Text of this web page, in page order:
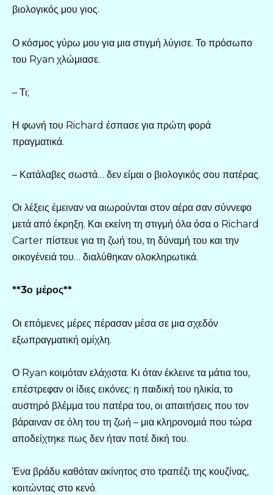
βιολογικός μου γιος.
Ο κόσμος γύρω μου για μια στιγμή λύγισε. Το πρόσωπο
του Ryan χλώμιασε.
– Τι;
Η φωνή του Richard έσπασε για πρώτη φορά
πραγματικά.
– Κατάλαβες σωστά… δεν είμαι ο βιολογικός σου πατέρας.
Οι λέξεις έμειναν να αιωρούνται στον αέρα σαν σύννεφο
μετά από έκρηξη. Και εκείνη τη στιγμή όλα όσα ο Richard
Carter πίστευε για τη ζωή του, τη δύναμή του και την
οικογένειά του… διαλύθηκαν ολοκληρωτικά.
**3ο μέρος**
Οι επόμενες μέρες πέρασαν μέσα σε μια σχεδόν
εξωπραγματική ομίχλη.
Ο Ryan κοιμόταν ελάχιστα. Κι όταν έκλεινε τα μάτια του,
επέστρεφαν οι ίδιες εικόνες: η παιδική του ηλικία, το
αυστηρό βλέμμα του πατέρα του, οι απαιτήσεις που τον
βάραιναν σε όλη του τη ζωή – μια κληρονομιά που τώρα
αποδείχτηκε πως δεν ήταν ποτέ δική του.
Ένα βράδυ καθόταν ακίνητος στο τραπέζι της κουζίνας,
κοιτώντας στο κενό.